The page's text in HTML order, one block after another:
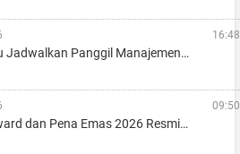
16:48
Jadwalkan Panggil Manajemen…
09:50
dan Pena Emas 2026 Resmi…